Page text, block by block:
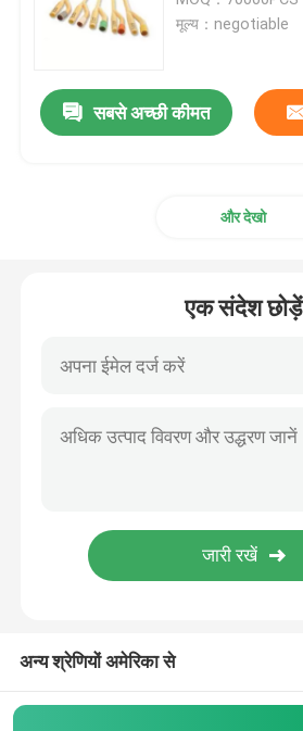
संज्ञाहरण कैथेटर
दंत उपभोग्य
आईवीडी टेस्ट स्ट्रिप
मूल्य：negotiable
सबसे अच्छी कीमत
और देखो
एक संदेश छोड़ें
अन्य श्रेणियों अमेरिका से